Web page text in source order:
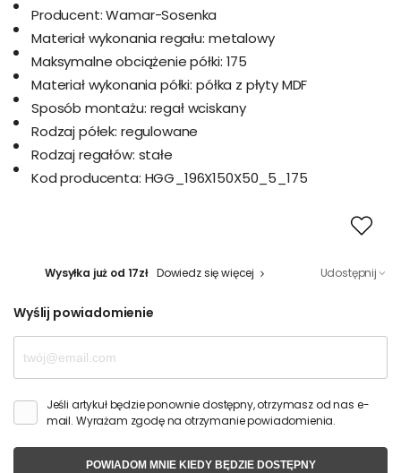
Producent: Wamar-Sosenka
Materiał wykonania regału: metalowy
Maksymalne obciążenie półki: 175
Materiał wykonania półki: półka z płyty MDF
Sposób montażu: regał wciskany
Rodzaj półek: regulowane
Rodzaj regałów: stałe
Kod producenta: HGG_196X150X50_5_175
Wysyłka już od 17zł Dowiedz się więcej Udostępnij
Wyślij powiadomienie
Jeśli artykuł będzie ponownie dostępny, otrzymasz od nas e-
mail. Wyrażam zgodę na otrzymanie powiadomienia.
POWIADOM MNIE KIEDY BĘDZIE DOSTĘPNY